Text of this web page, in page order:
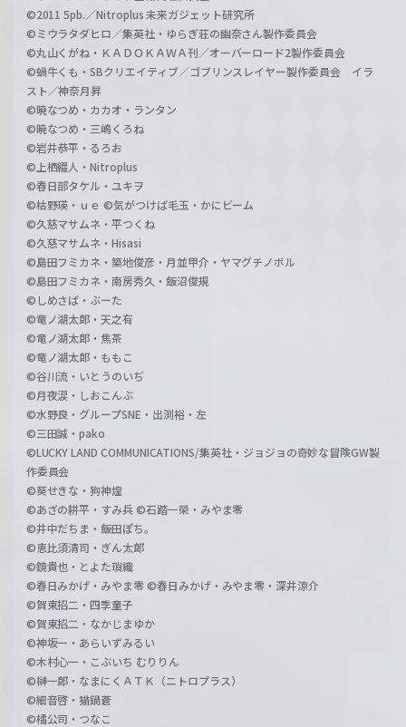
©2011 5pb.／Nitroplus 未来ガジェット研究所
©ミウラタダヒロ／集英社・ゆらぎ荘の幽奈さん製作委員会
©丸山くがね・ＫＡＤＯＫＡＷＡ刊／オーバーロード2製作委員会
©蝸牛くも・SBクリエイティブ／ゴブリンスレイヤー製作委員会 イラ
スト／神奈月昇
©暁なつめ・カカオ・ランタン
©暁なつめ・三嶋くろね
©岩井恭平・るろお
©上栖綴人・Nitroplus
©春日部タケル・ユキヲ
©枯野瑛・ｕｅ ©気がつけば毛玉・かにビーム
©久慈マサムネ・平つくね
©久慈マサムネ・Hisasi
©島田フミカネ・築地俊彦・月並甲介・ヤマグチノボル
©島田フミカネ・南房秀久・飯沼俊規
©しめさば・ぶーた
©竜ノ湖太郎・天之有
©竜ノ湖太郎・焦茶
©竜ノ湖太郎・ももこ
©谷川流・いとうのいぢ
©月夜涙・しおこんぶ
©水野良・グループSNE・出渕裕・左
©三田誠・pako
©LUCKY LAND COMMUNICATIONS/集英社・ジョジョの奇妙な冒険GW製
作委員会
©葵せきな・狗神煌
©あざの耕平・すみ兵 ©石踏一榮・みやま零
©井中だちま・飯田ぽち。
©恵比須清司・ぎん太郎
©鏡貴也・とよた瑣織
©春日みかげ・みやま零 ©春日みかげ・みやま零・深井涼介
©賀東招二・四季童子
©賀東招二・なかじまゆか
©神坂一・あらいずみるい
©木村心一・こぶいち むりりん
©榊一郎・なまにくＡＴＫ（ニトロプラス）
©細音啓・猫鍋蒼
©橘公司・つなこ